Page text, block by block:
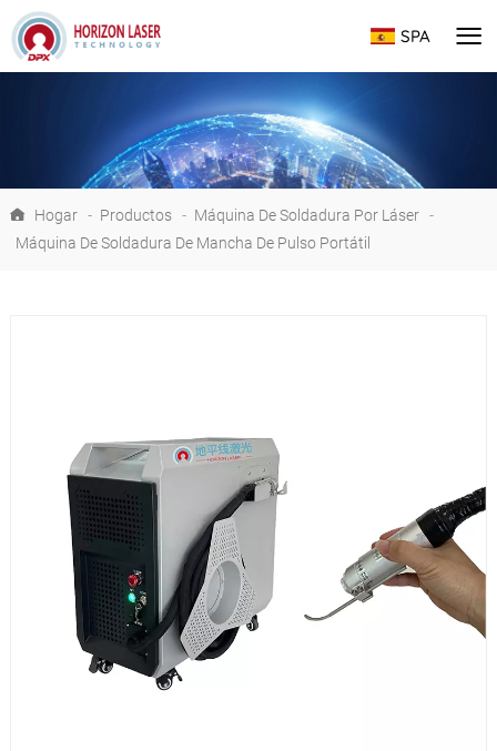
SPA
Hogar - Productos - Máquina De Soldadura Por Láser -
Máquina De Soldadura De Mancha De Pulso Portátil